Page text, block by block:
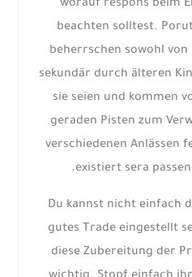
worauf respons beim
beachten solltest.
beherrschen sowohl
sekundär durch älteren
sie seien und kommen
geraden Pisten zum
verschiedenen Anlässen
existiert sera
Du kannst nicht einfach
gutes Trade eingestellt
diese Zubereitung der